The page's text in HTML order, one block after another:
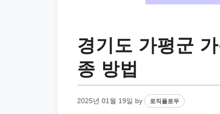
경기도 가평군
종 방법
2025년 01월 19일 by 로직플로우